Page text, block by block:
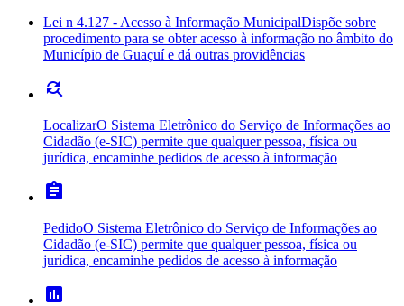
Lei n 4.127 - Acesso à Informação MunicipalDispõe sobre
procedimento para se obter acesso à informação no âmbito do
Município de Guaçuí e dá outras providências
find_replace
LocalizarO Sistema Eletrônico do Serviço de Informações ao
Cidadão (e-SIC) permite que qualquer pessoa, física ou
jurídica, encaminhe pedidos de acesso à informação
assignment
PedidoO Sistema Eletrônico do Serviço de Informações ao
Cidadão (e-SIC) permite que qualquer pessoa, física ou
jurídica, encaminhe pedidos de acesso à informação
poll